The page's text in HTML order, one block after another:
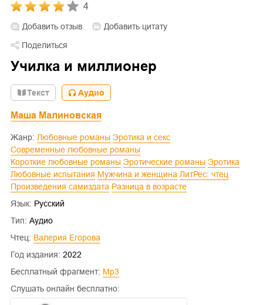
4
Добавить отзыв
Добавить цитату
Поделиться
Училка и миллионер
Текст Аудио
Маша Малиновская
Жанр: Любовные романы
Эротика и секс
Современные любовные романы
Короткие любовные романы
Эротические романы
Эротика
Любовные испытания
Мужчина и женщина
ЛитРес: чтец
Произведения самиздата
Разница в возрасте
Язык: Русский
Тип: Аудио
Чтец:
Валерия Егорова
Год издания: 2022
Бесплатный фрагмент:
mp3
Слушать онлайн бесплатно: